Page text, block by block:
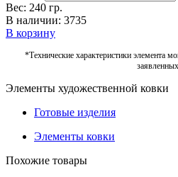
Вес: 240 гр.
В наличии: 3735
В корзину
*Технические характеристики элемента
Элементы художественной ковки
Готовые изделия
Элементы ковки
Похожие товары